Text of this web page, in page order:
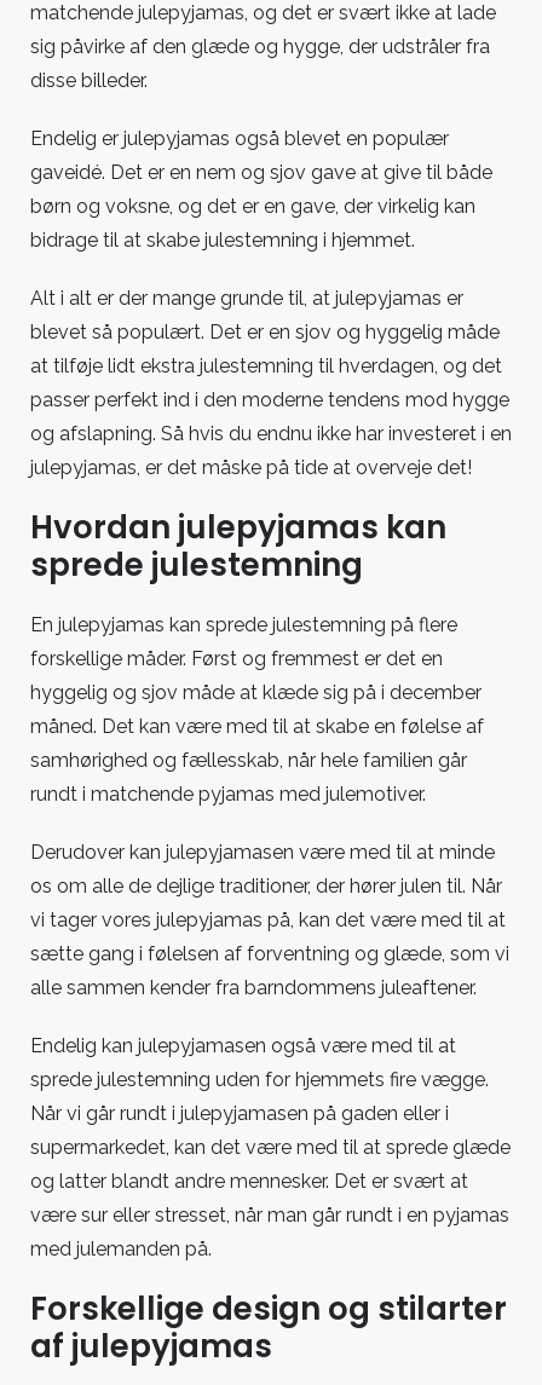
matchende julepyjamas, og det er svært ikke at lade
sig påvirke af den glæde og hygge, der udstråler fra
disse billeder.
Endelig er julepyjamas også blevet en populær
gaveidé. Det er en nem og sjov gave at give til både
børn og voksne, og det er en gave, der virkelig kan
bidrage til at skabe julestemning i hjemmet.
Alt i alt er der mange grunde til, at julepyjamas er
blevet så populært. Det er en sjov og hyggelig måde
at tilføje lidt ekstra julestemning til hverdagen, og det
passer perfekt ind i den moderne tendens mod hygge
og afslapning. Så hvis du endnu ikke har investeret i en
julepyjamas, er det måske på tide at overveje det!
Hvordan julepyjamas kan
sprede julestemning
En julepyjamas kan sprede julestemning på flere
forskellige måder. Først og fremmest er det en
hyggelig og sjov måde at klæde sig på i december
måned. Det kan være med til at skabe en følelse af
samhørighed og fællesskab, når hele familien går
rundt i matchende pyjamas med julemotiver.
Derudover kan julepyjamasen være med til at minde
os om alle de dejlige traditioner, der hører julen til. Når
vi tager vores julepyjamas på, kan det være med til at
sætte gang i følelsen af forventning og glæde, som vi
alle sammen kender fra barndommens juleaftener.
Endelig kan julepyjamasen også være med til at
sprede julestemning uden for hjemmets fire vægge.
Når vi går rundt i julepyjamasen på gaden eller i
supermarkedet, kan det være med til at sprede glæde
og latter blandt andre mennesker. Det er svært at
være sur eller stresset, når man går rundt i en pyjamas
med julemanden på.
Forskellige design og stilarter
af julepyjamas